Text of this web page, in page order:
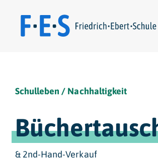
content
Über uns
Für Lernende
Für Eltern
Schulleben / Nachhaltigkeit
& 2nd-Hand-Verkauf